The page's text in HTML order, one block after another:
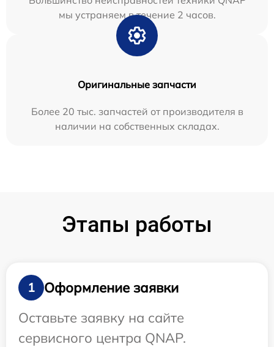
мы устраняем в течение 2 часов.
Оригинальные запчасти
Более 20 тыс. запчастей от производителя в
наличии на собственных складах.
Этапы работы
1
Оформление заявки
Оставьте заявку на сайте
сервисного центра QNAP.